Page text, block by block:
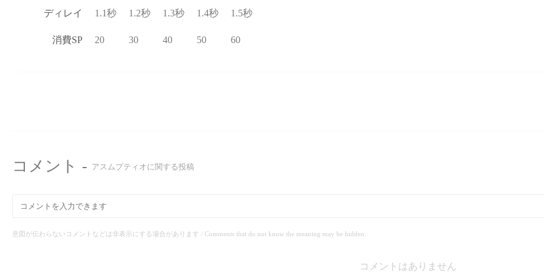
ディレイ 1.1秒 1.2秒 1.3秒 1.4秒 1.5秒
消費SP 20 30 40 50 60
コメント - アスムプティオに関する投稿
意図が伝わらないコメントなどは非表示にする場合があります / Comments that do not know the meaning may be hidden.
コメントはありません